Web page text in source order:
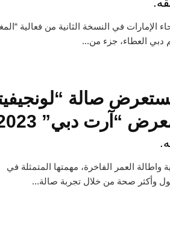
من جميع أنحاء الإمارات في النسخة الثانية من فعالية
صالة
“آرت دبي” 2023
واطالة العمر الفاخرة، مهمتها المتمثلة في
وأكثر صحة من خلال تجربة صالة...